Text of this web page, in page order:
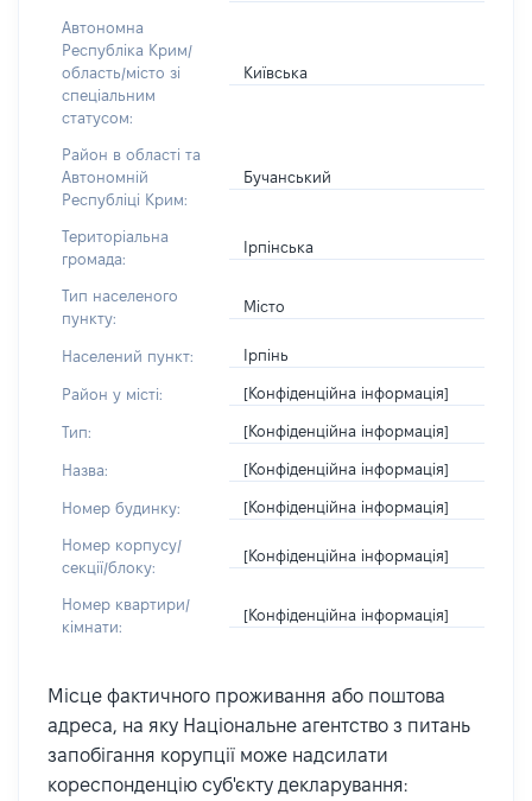
Автономна
Республіка Крим/
область/місто зі
спеціальним
статусом:
Київська
Район в області та
Автономній
Республіці Крим:
Бучанський
Територіальна
громада:
Ірпінська
Тип населеного
пункту:
Місто
Населений пункт: Ірпінь
Район у місті: [Конфіденційна інформація]
Тип: [Конфіденційна інформація]
Назва: [Конфіденційна інформація]
Номер будинку: [Конфіденційна інформація]
Номер корпусу/
секції/блоку:
[Конфіденційна інформація]
Номер квартири/
кімнати:
[Конфіденційна інформація]
Місце фактичного проживання або поштова
адреса, на яку Національне агентство з питань
запобігання корупції може надсилати
кореспонденцію суб'єкту декларування: